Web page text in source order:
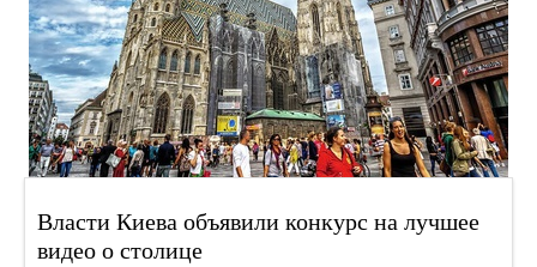
Власти Киева объявили конкурс на лучшее
видео о столице